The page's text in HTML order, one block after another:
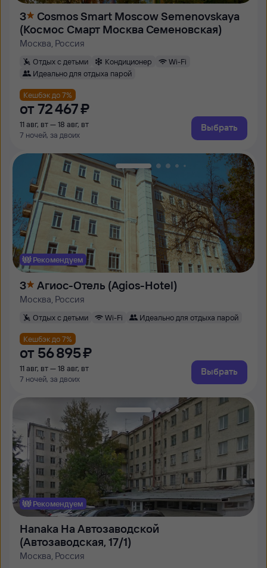
3
Cosmos Smart Moscow Semenovskaya
(Космос Смарт Москва Семеновская)
Москва, Россия
Отдых с детьми Кондиционер
Wi-Fi
Идеально для отдыха парой
Кешбэк до 7%
от 72 ⁠467 ⁠₽
11 авг, вт — 18 авг, вт
7 ночей, за двоих
Выбрать
Рекомендуем
3 Агиос-Отель (Agios-Hotel)
Москва, Россия
Отдых с детьми Wi-Fi Идеально для отдыха парой
Кешбэк до 7%
от 56 ⁠895 ⁠₽
11 авг, вт — 18 авг, вт
7 ночей, за двоих
Выбрать
Рекомендуем
Hanaka На Автозаводской
(Автозаводская, 17/1)
Москва, Россия